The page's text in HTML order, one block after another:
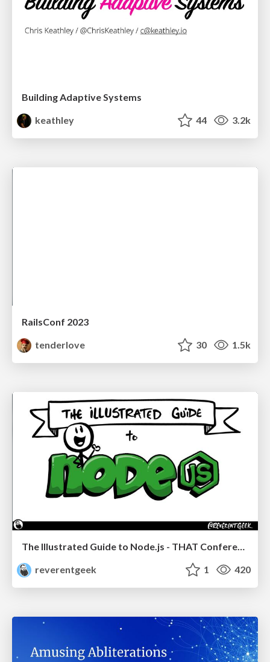
Building Adaptive Systems
keathley
44 3.2k
RailsConf 2023
tenderlove
30 1.5k
The Illustrated Guide to Node.js - THAT Conference 2024
reverentgeek
1 420